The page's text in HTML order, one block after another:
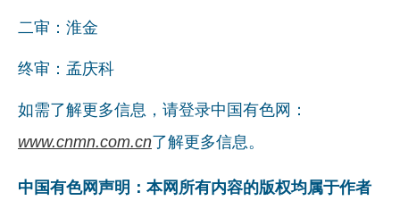
二审：淮金
终审：孟庆科
如需了解更多信息，请登录中国有色网：
www.cnmn.com.cn了解更多信息。
中国有色网声明：本网所有内容的版权均属于作者